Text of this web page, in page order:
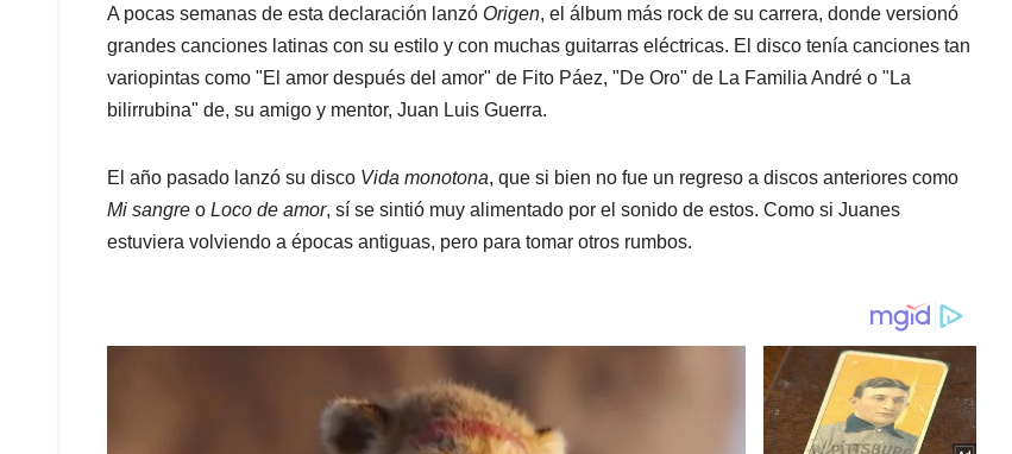
A pocas semanas de esta declaración lanzó Origen, el álbum más rock de su carrera, donde versionó
grandes canciones latinas con su estilo y con muchas guitarras eléctricas. El disco tenía canciones tan
variopintas como "El amor después del amor" de Fito Páez, "De Oro" de La Familia André o "La
bilirrubina" de, su amigo y mentor, Juan Luis Guerra.
El año pasado lanzó su disco Vida monotona, que si bien no fue un regreso a discos anteriores como
Mi sangre o Loco de amor, sí se sintió muy alimentado por el sonido de estos. Como si Juanes
estuviera volviendo a épocas antiguas, pero para tomar otros rumbos.